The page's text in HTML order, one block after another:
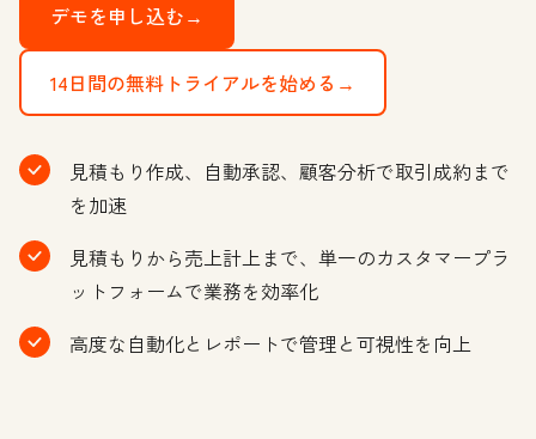
デモを申し込む→
14日間の無料トライアルを始める→
見積もり作成、自動承認、顧客分析で取引成約まで
を加速
見積もりから売上計上まで、単一のカスタマープラ
ットフォームで業務を効率化
高度な自動化とレポートで管理と可視性を向上